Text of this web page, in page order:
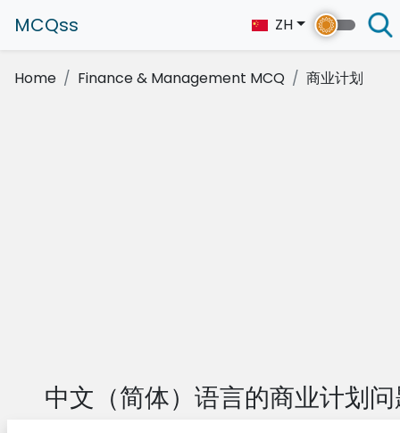
MCQss ZH
Home Finance & Management MCQ 商业计划
中文（简体）语言的商业计划